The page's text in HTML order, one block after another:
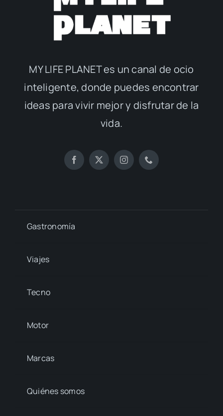
MY LIFE PLANET es un canal de ocio
inteligente, donde puedes encontrar
ideas para vivir mejor y disfrutar de la
vida.
Gastronomía
Viajes
Tecno
Motor
Marcas
Quiénes somos